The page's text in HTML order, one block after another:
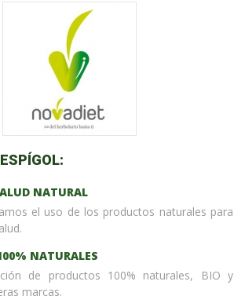
NATURAL
el uso de los productos naturales para
NATURALES
de productos 100% naturales, BIO y
marcas.